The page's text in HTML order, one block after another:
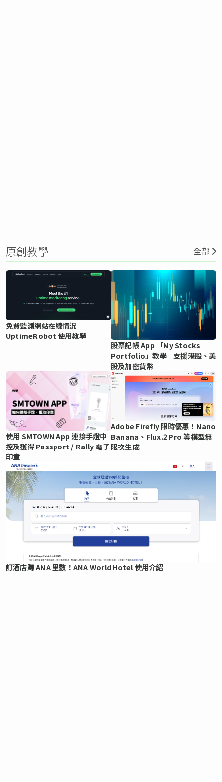
原創教學 全部
免費監測網站在線情況
UptimeRobot 使用教學
股票記帳 App 「My Stocks
Portfolio」教學 支援港股、美
股及加密貨幣
使用 SMTOWN App 連接手燈中
控及獲得 Passport / Rally 電子
印章
Adobe Firefly 限時優惠！Nano
Banana、Flux.2 Pro 等模型無
限次生成
訂酒店賺 ANA 里數！ANA World Hotel 使用介紹